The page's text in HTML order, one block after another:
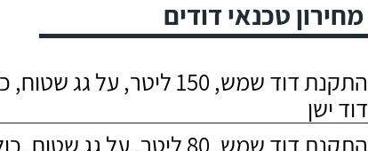
מחירון טכנאי דודים
התקנת דוד שמש, 150 ליטר, על
דוד ישן